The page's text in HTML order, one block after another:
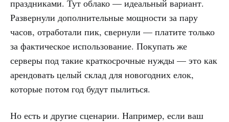
праздниками. Тут облако — идеальный вариант.
Развернули дополнительные мощности за пару
часов, отработали пик, свернули — платите только
за фактическое использование. Покупать же
серверы под такие краткосрочные нужды — это как
арендовать целый склад для новогодних елок,
которые потом год будут пылиться.
Но есть и другие сценарии. Например, если ваш